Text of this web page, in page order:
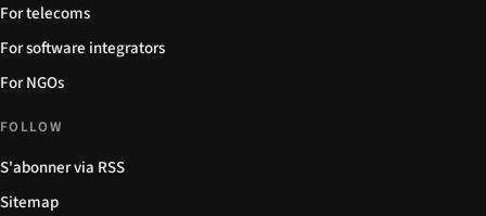
For telecoms
For software integrators
For NGOs
FOLLOW
S'abonner via RSS
Sitemap